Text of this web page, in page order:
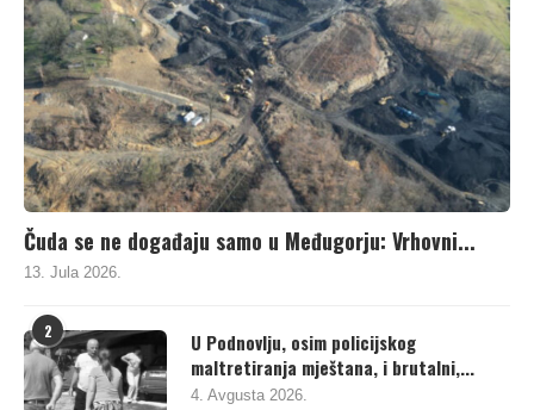
Čuda se ne događaju samo u Međugorju: Vrhovni...
13. Jula 2026.
2
U Podnovlju, osim policijskog
maltretiranja mještana, i brutalni,...
4. Avgusta 2026.